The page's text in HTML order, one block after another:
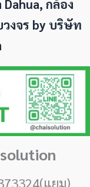
กล้อง
งจร by บริษัท
แยม)